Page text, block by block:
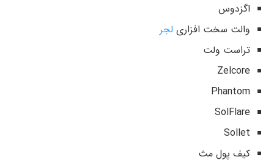
اگزدوس
والت سخت افزاری لجر
تراست ولت
Zelcore
Phantom
SolFlare
Sollet
کیف پول مث